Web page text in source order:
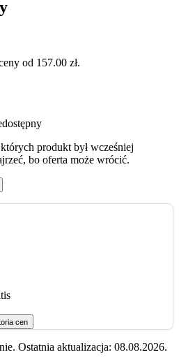
od 157.00 zł.
produkt był wcześniej
bo oferta może wrócić.
cen
Ostatnia aktualizacja: 08.08.2026.